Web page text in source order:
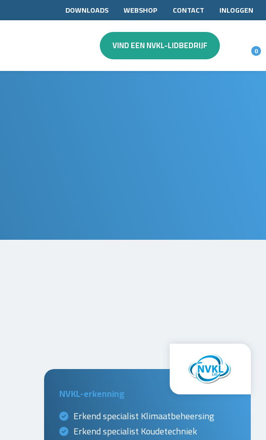
DOWNLOADS WEBSHOP CONTACT INLOGGEN
VIND EEN NVKL-LIDBEDRIJF 0
NVKL-erkenning
Erkend specialist Klimaatbeheersing
Erkend specialist Koudetechniek